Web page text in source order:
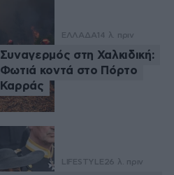
ΕΛΛΑΔΑ 14 λ. πριν
Συναγερμός στη Χαλκιδική:
Φωτιά κοντά στο Πόρτο
Καρράς
LIFESTYLE26 λ. πριν